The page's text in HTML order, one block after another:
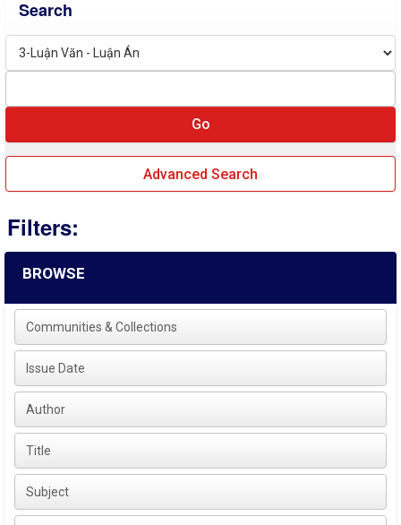
Search
Advanced Search
Filters:
BROWSE
Communities & Collections
Issue Date
Author
Title
Subject